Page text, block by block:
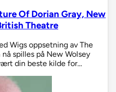
Of Dorian Gray, New
Theatre
Wigs oppsetning av The
spilles på New Wolsey
din beste kilde for…